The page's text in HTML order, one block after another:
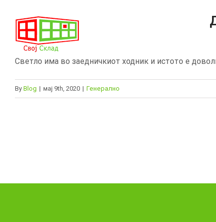
content
Светло има во заедничкиот ходник и истото е
By Blog | мај 9th, 2020 | Генерално